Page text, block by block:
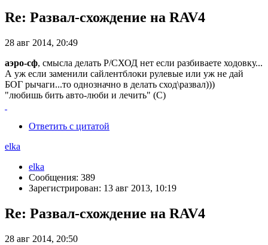
Re: Развал-схождение на RAV4
28 авг 2014, 20:49
аэро-сф, смысла делать Р/СХОД нет если разбиваете ходовку...
А уж если заменили сайлентблоки рулевые или уж не дай
БОГ рычаги...то однозначно в делать сход\развал)))
"любишь бить авто-люби и лечить" (С)
Ответить с цитатой
elka
elka
Сообщения: 389
Зарегистрирован: 13 авг 2013, 10:19
Re: Развал-схождение на RAV4
28 авг 2014, 20:50